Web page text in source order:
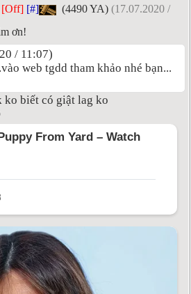
[Off] [#] (4490 YA) (17.07.2020 /
ơn!
/ 11:07)
web tgdd tham khảo nhé bạn...
ko biết có giật lag ko